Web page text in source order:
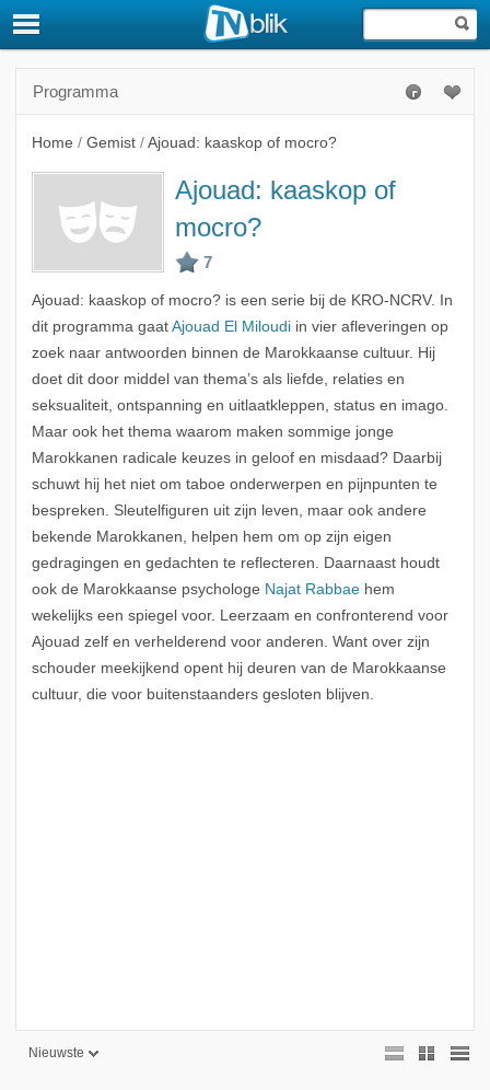
Programma
Home / Gemist / Ajouad: kaaskop of mocro?
Ajouad: kaaskop of
mocro?
Ajouad: kaaskop of mocro? is een serie bij de KRO-NCRV. In
dit programma gaat Ajouad El Miloudiin vier afleveringen op
zoek naar antwoorden binnen de Marokkaanse cultuur. Hij
doet dit door middel van thema’s als liefde, relaties en
seksualiteit, ontspanning en uitlaatkleppen, status en imago.
Maar ook het thema waarom maken sommige jonge
Marokkanen radicale keuzes in geloof en misdaad? Daarbij
schuwt hij het niet om taboe onderwerpen en pijnpunten te
bespreken. Sleutelfiguren uit zijn leven, maar ook andere
bekende Marokkanen, helpen hem om op zijn eigen
gedragingen en gedachten te reflecteren. Daarnaast houdt
ook de Marokkaanse psychologe Najat Rabbaehem
wekelijks een spiegel voor. Leerzaam en confronterend voor
Ajouad zelf en verhelderend voor anderen. Want over zijn
schouder meekijkend opent hij deuren van de Marokkaanse
cultuur, die voor buitenstaanders gesloten blijven.
Nieuwste